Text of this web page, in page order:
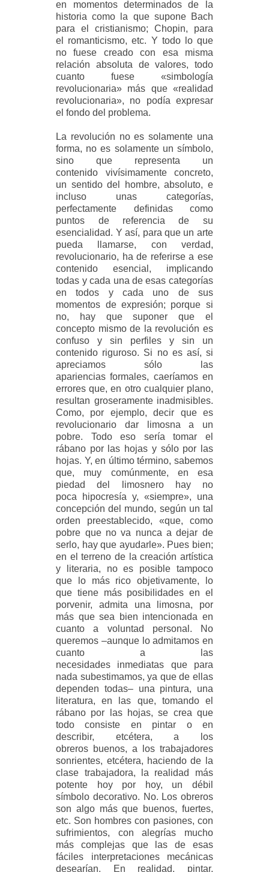
en momentos determinados de la
historia como la que supone Bach
para el cristianismo; Chopin, para
el romanticismo, etc. Y todo lo que
no fuese creado con esa misma
relación absoluta de valores, todo
cuanto fuese «simbología
revolucionaria» más que «realidad
revolucionaria», no podía expresar
el fondo del problema.
La revolución no es solamente una
forma, no es solamente un símbolo,
sino que representa un
contenido vivísimamente concreto,
un sentido del hombre, absoluto, e
incluso unas categorías,
perfectamente definidas como
puntos de referencia de su
esencialidad. Y así, para que un arte
pueda llamarse, con verdad,
revolucionario, ha de referirse a ese
contenido esencial, implicando
todas y cada una de esas categorías
en todos y cada uno de sus
momentos de expresión; porque si
no, hay que suponer que el
concepto mismo de la revolución es
confuso y sin perfiles y sin un
contenido riguroso. Si no es así, si
apreciamos sólo las
apariencias formales, caeríamos en
errores que, en otro cualquier plano,
resultan groseramente inadmisibles.
Como, por ejemplo, decir que es
revolucionario dar limosna a un
pobre. Todo eso sería tomar el
rábano por las hojas y sólo por las
hojas. Y, en último término, sabemos
que, muy comúnmente, en esa
piedad del limosnero hay no
poca hipocresía y, «siempre», una
concepción del mundo, según un tal
orden preestablecido, «que, como
pobre que no va nunca a dejar de
serlo, hay que ayudarle». Pues bien;
en el terreno de la creación artística
y literaria, no es posible tampoco
que lo más rico objetivamente, lo
que tiene más posibilidades en el
porvenir, admita una limosna, por
más que sea bien intencionada en
cuanto a voluntad personal. No
queremos –aunque lo admitamos en
cuanto a las
necesidades inmediatas que para
nada subestimamos, ya que de ellas
dependen todas– una pintura, una
literatura, en las que, tomando el
rábano por las hojas, se crea que
todo consiste en pintar o en
describir, etcétera, a los
obreros buenos, a los trabajadores
sonrientes, etcétera, haciendo de la
clase trabajadora, la realidad más
potente hoy por hoy, un débil
símbolo decorativo. No. Los obreros
son algo más que buenos, fuertes,
etc. Son hombres con pasiones, con
sufrimientos, con alegrías mucho
más complejas que las de esas
fáciles interpretaciones mecánicas
desearían. En realidad, pintar,